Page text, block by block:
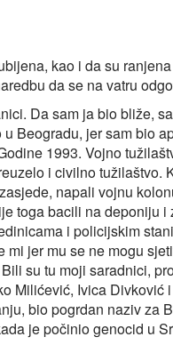
kao i da su
da se na vatru
Da sam ja bio bliže,
Beogradu, jer sam bio
1993. Vojno
i civilno tužilaštvo.
napali vojnu
toga bacili na deponiju
i policijskim
jer mu se ne mogu
su tu moji saradnici,
Milićević, Ivica Divković
bio pogrdan naziv za
je počinio genocid u